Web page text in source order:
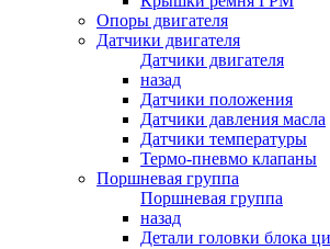
Опоры двигателя
Датчики двигателя
Датчики двигателя
назад
Датчики положения
Датчики давления масла
Датчики температуры
Термо-пневмо клапаны
Поршневая группа
Поршневая группа
назад
Детали головки блока